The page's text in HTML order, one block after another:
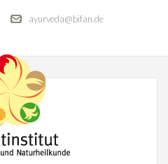
ayurveda@bifan.de